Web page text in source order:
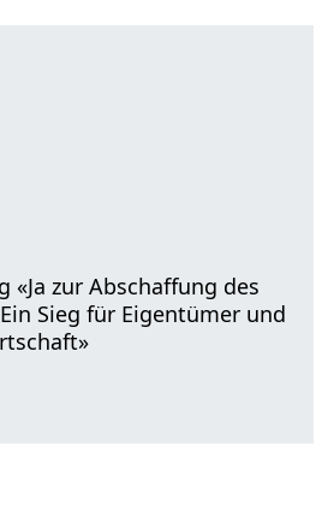
zur Abschaffung des
Sieg für Eigentümer und